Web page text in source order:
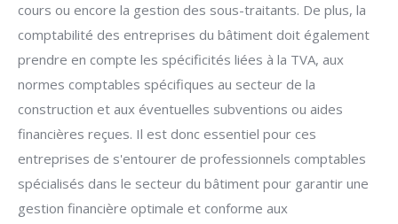
cours ou encore la gestion des sous-traitants. De plus, la
comptabilité des entreprises du bâtiment doit également
prendre en compte les spécificités liées à la TVA, aux
normes comptables spécifiques au secteur de la
construction et aux éventuelles subventions ou aides
financières reçues. Il est donc essentiel pour ces
entreprises de s'entourer de professionnels comptables
spécialisés dans le secteur du bâtiment pour garantir une
gestion financière optimale et conforme aux